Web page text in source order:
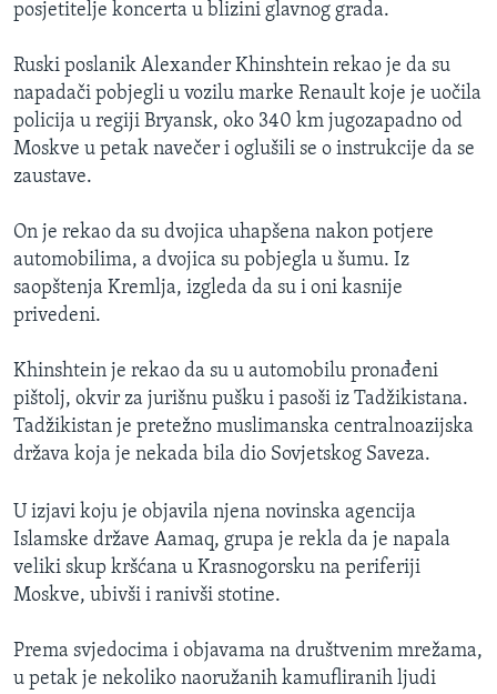
posjetitelje koncerta u blizini glavnog grada.
Ruski poslanik Alexander Khinshtein rekao je da su
napadači pobjegli u vozilu marke Renault koje je uočila
policija u regiji Bryansk, oko 340 km jugozapadno od
Moskve u petak navečer i oglušili se o instrukcije da se
zaustave.
On je rekao da su dvojica uhapšena nakon potjere
automobilima, a dvojica su pobjegla u šumu. Iz
saopštenja Kremlja, izgleda da su i oni kasnije
privedeni.
Khinshtein je rekao da su u automobilu pronađeni
pištolj, okvir za jurišnu pušku i pasoši iz Tadžikistana.
Tadžikistan je pretežno muslimanska centralnoazijska
država koja je nekada bila dio Sovjetskog Saveza.
U izjavi koju je objavila njena novinska agencija
Islamske države Aamaq, grupa je rekla da je napala
veliki skup kršćana u Krasnogorsku na periferiji
Moskve, ubivši i ranivši stotine.
Prema svjedocima i objavama na društvenim mrežama,
u petak je nekoliko naoružanih kamufliranih ljudi